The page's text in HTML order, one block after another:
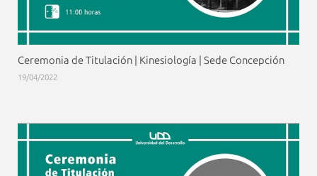
Ceremonia de Titulación | Kinesiología | Sede Concepción
19/04/2022